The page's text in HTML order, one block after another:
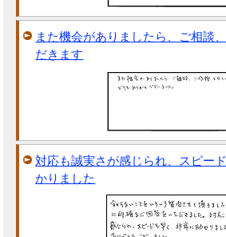
また機会がありましたら、ご相談
だきます
対応も誠実さが感じられ、スピー
かりました